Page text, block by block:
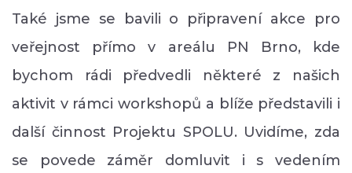
Také jsme se bavili o připravení akce pro
veřejnost přímo v areálu PN Brno, kde
bychom rádi předvedli některé z našich
aktivit v rámci workshopů a blíže představili i
další činnost Projektu SPOLU. Uvidíme, zda
se povede záměr domluvit i s vedením